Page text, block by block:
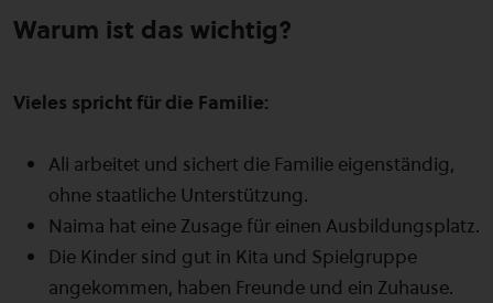
Warum ist das wichtig?
Vieles spricht für die Familie:
Ali arbeitet und sichert die Familie eigenständig,
ohne staatliche Unterstützung.
Naima hat eine Zusage für einen Ausbildungsplatz.
Die Kinder sind gut in Kita und Spielgruppe
angekommen, haben Freunde und ein Zuhause.